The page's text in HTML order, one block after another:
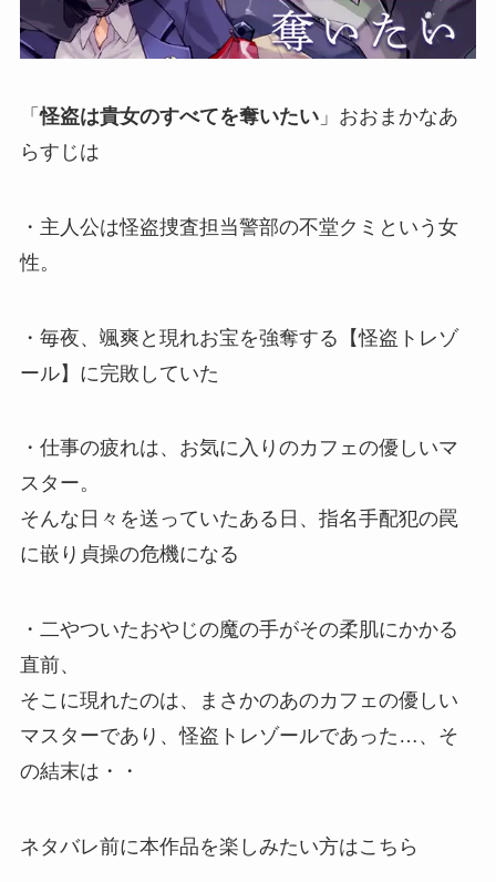
「怪盗は貴女のすべてを奪いたい」おおまかなあ
らすじは
・主人公は怪盗捜査担当警部の不堂クミという女
性。
・毎夜、颯爽と現れお宝を強奪する【怪盗トレゾ
ール】に完敗していた
・仕事の疲れは、お気に入りのカフェの優しいマ
スター。
そんな日々を送っていたある日、指名手配犯の罠
に嵌り貞操の危機になる
・二やついたおやじの魔の手がその柔肌にかかる
直前、
そこに現れたのは、まさかのあのカフェの優しい
マスターであり、怪盗トレゾールであった…、そ
の結末は・・
ネタバレ前に本作品を楽しみたい方はこちら